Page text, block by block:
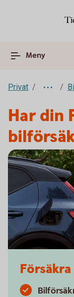
Meny
Privat
Har din